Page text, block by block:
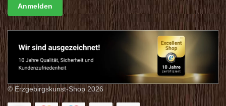
© Erzgebirgskunst-Shop 2026